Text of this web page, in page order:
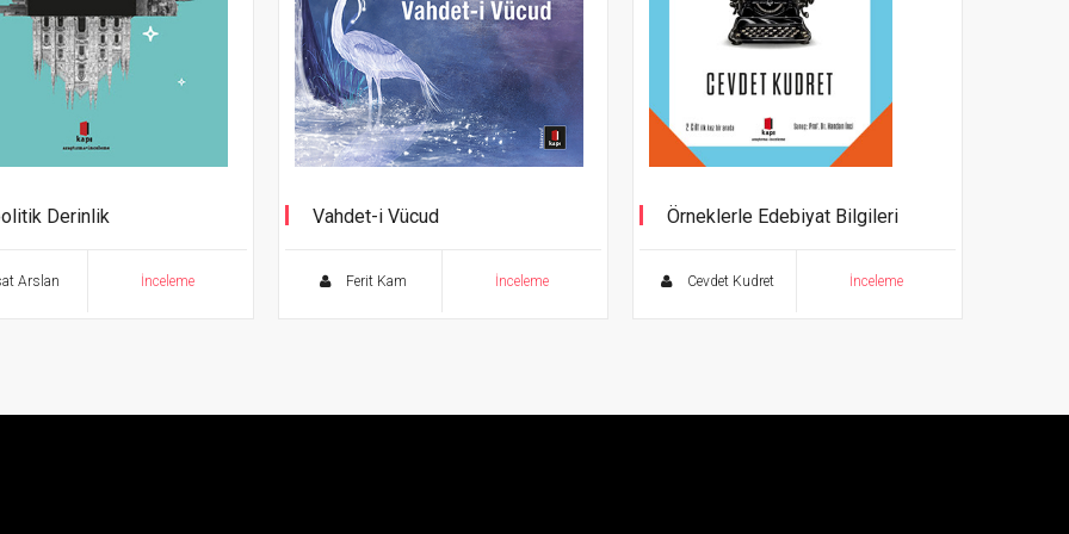
Derinlik
Arslan İnceleme
Vahdet-i Vücud
Ferit Kam İnceleme
Örneklerle Edebiyat Bilgileri
Cevdet Kudret İnceleme